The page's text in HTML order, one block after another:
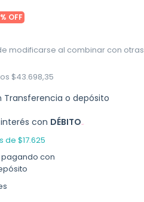
% OFF
modificarse al combinar con otras
$43.698,35
Transferencia o depósito
con DÉBITO
de $17.625
pagando con